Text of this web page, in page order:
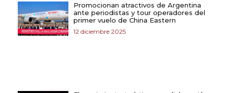
Promocionan atractivos de Argentina
ante periodistas y tour operadores del
primer vuelo de China Eastern
12 diciembre 2025